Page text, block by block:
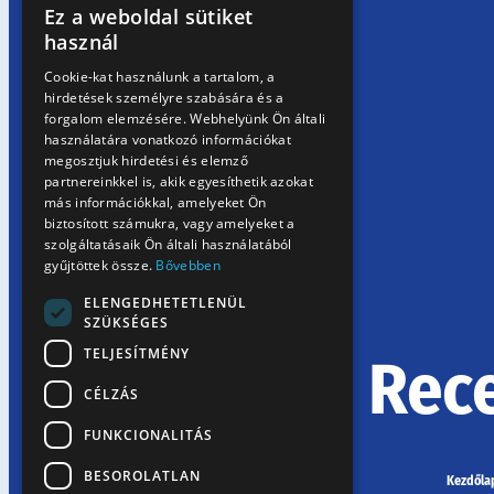
SK
RO
Ez a weboldal sütiket
használ
Cookie-kat használunk a tartalom, a
hirdetések személyre szabására és a
forgalom elemzésére. Webhelyünk Ön általi
használatára vonatkozó információkat
megosztjuk hirdetési és elemző
partnereinkkel is, akik egyesíthetik azokat
más információkkal, amelyeket Ön
biztosított számukra, vagy amelyeket a
szolgáltatásaik Ön általi használatából
gyűjtöttek össze. Bővebben
ELENGEDHETETLENÜL
SZÜKSÉGES
TELJESÍTMÉNY
CÉLZÁS
FUNKCIONALITÁS
BESOROLATLAN